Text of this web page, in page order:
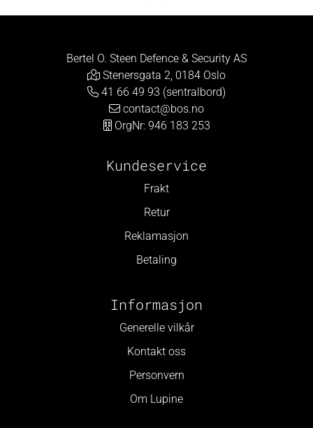
Bertel O. Steen Defence & Security AS
Stenersgata 2, 0184 Oslo
41 66 49 93 (sentralbord)
contact@bos.no
OrgNr: 946 183 253
Kundeservice
Frakt
Retur
Reklamasjon
Betaling
Informasjon
Generelle vilkår
Kontakt oss
Personvern
Om Lupine